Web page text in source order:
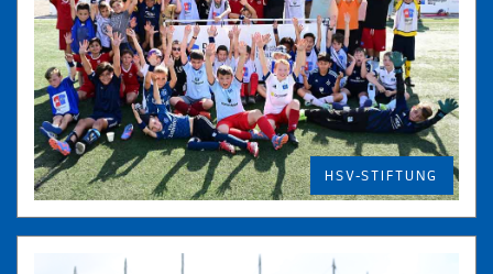
HSV-STIFTUNG